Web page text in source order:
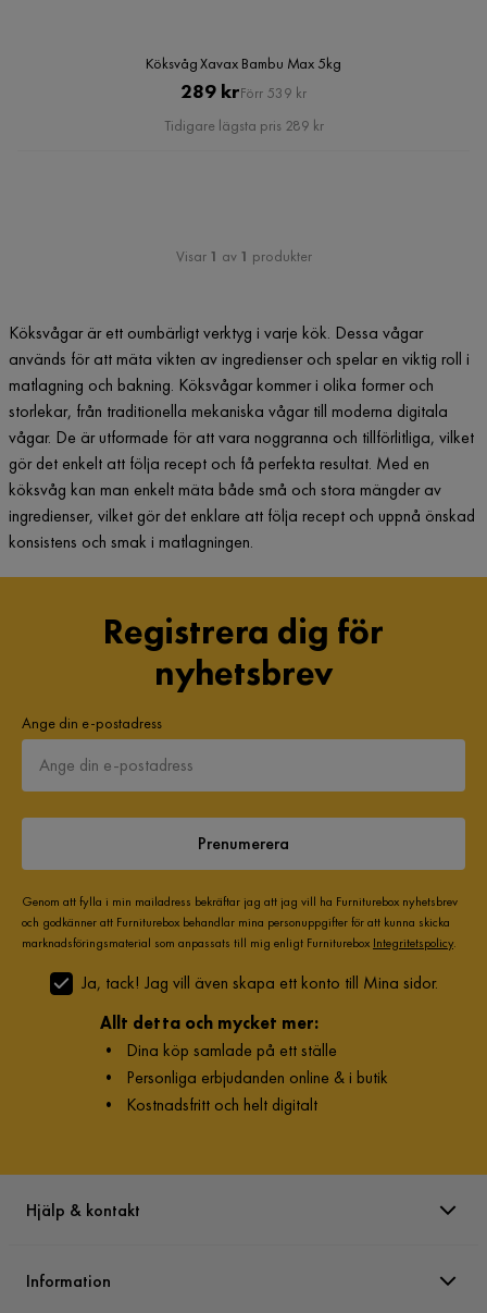
Köksvåg Xavax Bambu Max 5kg
Pris
289 krOriginal
Pris
Förr 539 kr
Tidigare lägsta pris 289 kr
Visar 1 av 1 produkter
Köksvågar är ett oumbärligt verktyg i varje kök. Dessa vågar
används för att mäta vikten av ingredienser och spelar en viktig roll i
matlagning och bakning. Köksvågar kommer i olika former och
storlekar, från traditionella mekaniska vågar till moderna digitala
vågar. De är utformade för att vara noggranna och tillförlitliga, vilket
gör det enkelt att följa recept och få perfekta resultat. Med en
köksvåg kan man enkelt mäta både små och stora mängder av
ingredienser, vilket gör det enklare att följa recept och uppnå önskad
konsistens och smak i matlagningen.
Registrera dig för
nyhetsbrev
Ange din e-postadress
Prenumerera
Genom att fylla i min mailadress bekräftar jag att jag vill ha Furniturebox nyhetsbrev
och godkänner att Furniturebox behandlar mina personuppgifter för att kunna skicka
marknadsföringsmaterial som anpassats till mig enligt Furniturebox Integritetspolicy.
Ja, tack! Jag vill även skapa ett konto till Mina sidor.
Allt detta och mycket mer:
• Dina köp samlade på ett ställe
• Personliga erbjudanden online & i butik
• Kostnadsfritt och helt digitalt
Hjälp & kontakt
Information